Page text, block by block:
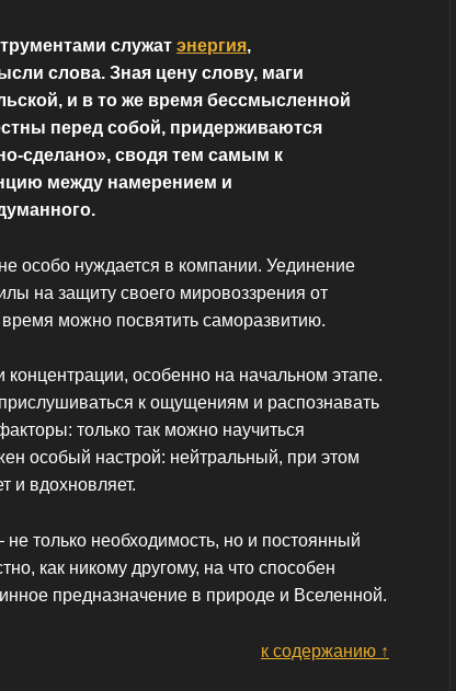
служат энергия,
слова. Зная цену слову, маги
и в то же время бессмысленной
перед собой, придерживаются
сделано», сводя тем самым к
между намерением и
особо нуждается в компании. Уединение
на защиту своего мировоззрения от
можно посвятить саморазвитию.
особенно на начальном этапе.
к ощущениям и распознавать
только так можно научиться
особый настрой: нейтральный, при этом
и вдохновляет.
только необходимость, но и постоянный
как никому другому, на что способен
предназначение в природе и Вселенной.
к содержанию ↑